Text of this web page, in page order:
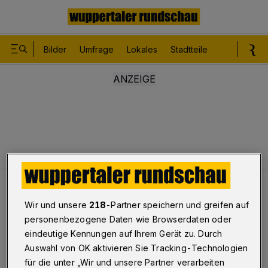
Bilder Umfrage Lokales Stadtteile
Leser Warum nur, warum?
Corona-Schließung des Botanischen Gartens
Warum nur, warum?
Wir und unsere 218-Partner speichern und greifen auf
personenbezogene Daten wie Browserdaten oder
eindeutige Kennungen auf Ihrem Gerät zu. Durch
Auswahl von OK aktivieren Sie Tracking-Technologien
für die unter „Wir und unsere Partner verarbeiten